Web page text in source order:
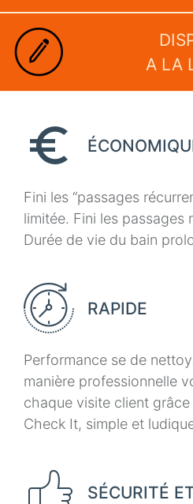
A LA
Fini les “passages
limitée. Fini les passages
Durée de vie du bain
RAPIDE
Performance se de
manière professionnelle
chaque visite client grâce
Check It, simple et
SÉCURITÉ